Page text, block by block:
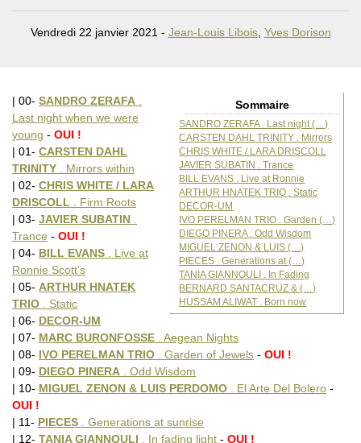
Vendredi 22 janvier 2021 - Jean-Louis Libois, Yves Dorison
Sommaire
SANDRO ZERAFA . Last night (…)
CARSTEN DAHL TRINITY . Mirrors
CHRIS WHITE / LARA DRISCOLL
JAVIER SUBATIN . Trance
BILL EVANS . Live at Ronnie
ARTHUR HNATEK TRIO . Static
DECOR-UM
IVO PERELMAN TRIO . Garden (…)
DIEGO PINERA . Odd Wisdom
MIGUEL ZENON & LUIS (…)
PIECES . Generations at (…)
TANIA GIANNOULI . In Fading
BERNARD SANTACRUZ & (…)
HUSSAM ALIWAT . Born now
| 00- SANDRO ZERAFA
Last night when we were
young - OUI !
| 01- CARSTEN DAHL
TRINITY . Mirrors within
| 02- CHRIS WHITE / LARA
DRISCOLL . Firm Roots
| 03- JAVIER SUBATIN
Trance - OUI !
| 04- BILL EVANS . Live at
Ronnie Scott’s
| 05- ARTHUR HNATEK
TRIO . Static
| 06- DECOR-UM
| 07- MARC BURONFOSSE . Aegean Nights
| 08- IVO PERELMAN TRIO . Garden of Jewels - OUI !
| 09- DIEGO PINERA . Odd Wisdom
| 10- MIGUEL ZENON & LUIS PERDOMO . El Arte Del Bolero -
OUI !
| 11- PIECES . Generations at sunrise
| 12- TANIA GIANNOULI . In fading light - OUI !